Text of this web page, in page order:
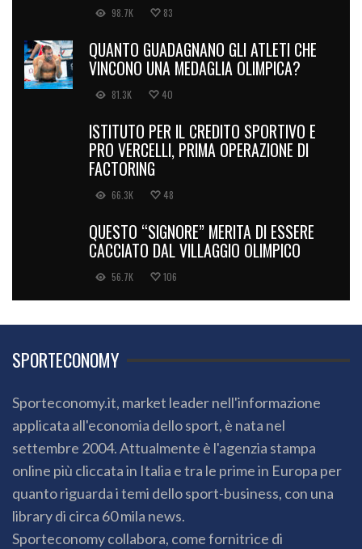
98.7K 83
QUANTO GUADAGNANO GLI ATLETI CHE
VINCONO UNA MEDAGLIA OLIMPICA?
81.3K 40
ISTITUTO PER IL CREDITO SPORTIVO E
PRO VERCELLI, PRIMA OPERAZIONE DI
FACTORING
66.3K 48
QUESTO “SIGNORE” MERITA DI ESSERE
CACCIATO DAL VILLAGGIO OLIMPICO
56.7K 106
SPORTECONOMY
Sporteconomy.it, market leader nell'informazione
applicata all'economia dello sport, è nata nel
settembre 2004. Attualmente è l'agenzia stampa
online più cliccata in Italia e tra le prime in Europa per
quanto riguarda i temi dello sport-business, con una
library di circa 60 mila news.
Sporteconomy collabora, come fornitrice di